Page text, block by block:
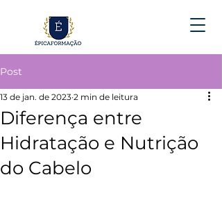
Post
Diferença entre
Hidratação e Nutrição
do Cabelo
13 de jan. de 2023 2 min de leitura